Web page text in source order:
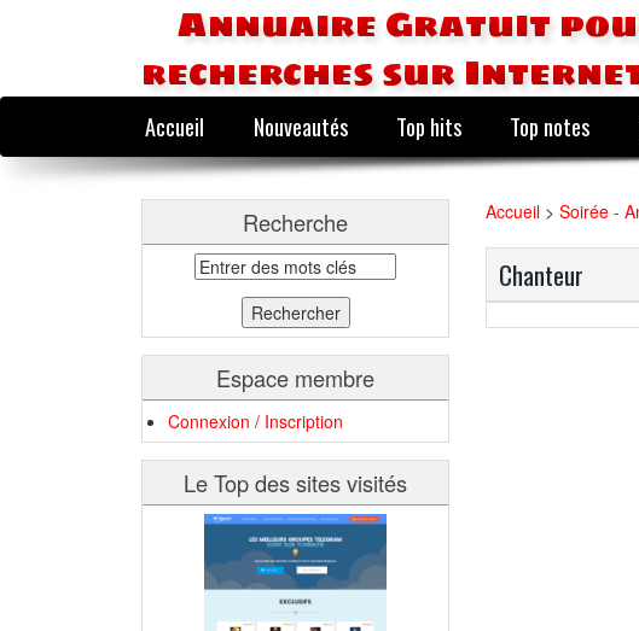
Annuaire Gratuit
recherches sur
Accueil Nouveautés Top hits Top notes
Recherche
Espace membre
Connexion / Inscription
Le Top des sites visités
Accueil > Soirée -
Chanteur